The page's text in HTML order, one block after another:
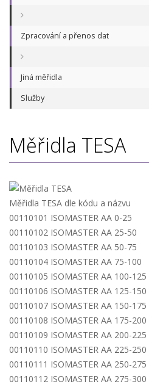
Zpracování a přenos dat
Jiná měřidla
Služby
Měřidla TESA
Měřidla TESA dle kódu a názvu
00110101 ISOMASTER AA 0-25
00110102 ISOMASTER AA 25-50
00110103 ISOMASTER AA 50-75
00110104 ISOMASTER AA 75-100
00110105 ISOMASTER AA 100-125
00110106 ISOMASTER AA 125-150
00110107 ISOMASTER AA 150-175
00110108 ISOMASTER AA 175-200
00110109 ISOMASTER AA 200-225
00110110 ISOMASTER AA 225-250
00110111 ISOMASTER AA 250-275
00110112 ISOMASTER AA 275-300